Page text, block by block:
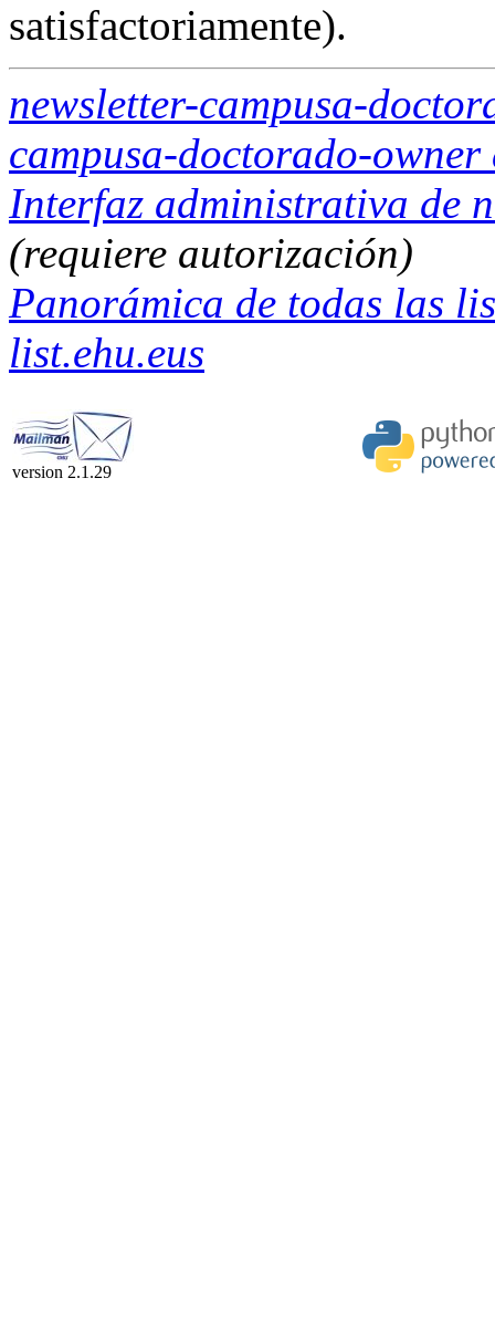
satisfactoriamente).
newsletter-campusa-
campusa-doctorado-owner
Interfaz administrativa de
(requiere autorización)
Panorámica de todas las
list.ehu.eus
version 2.1.29